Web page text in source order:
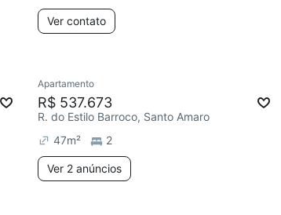
Ver contato
Apartamento
R$ 537.673
R. do Estilo Barroco, Santo Amaro
47m² 2
Ver 2 anúncios